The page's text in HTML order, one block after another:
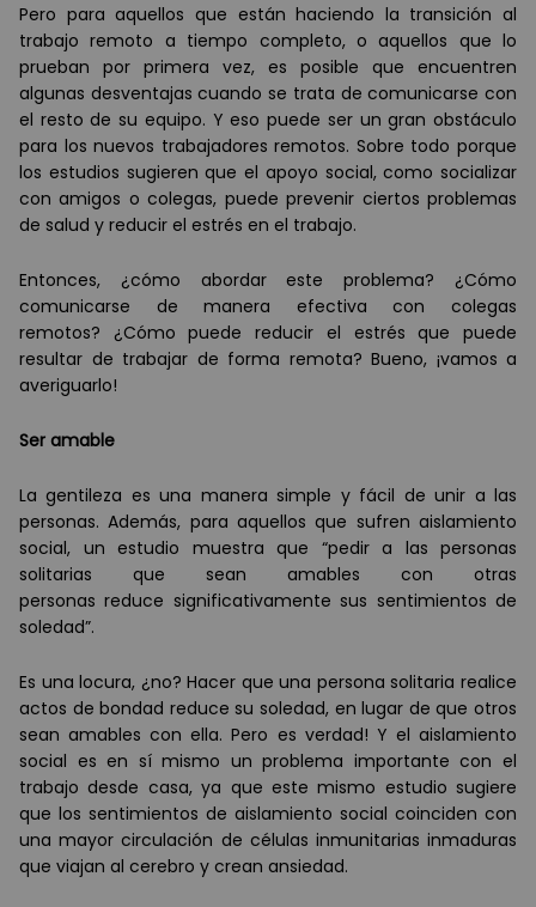
Pero para aquellos que están haciendo la transición al
trabajo remoto a tiempo completo, o aquellos que lo
prueban por primera vez, es posible que encuentren
algunas desventajas cuando se trata de comunicarse con
el resto de su equipo. Y eso puede ser un gran obstáculo
para los nuevos trabajadores remotos. Sobre todo porque
los estudios sugieren que el apoyo social, como socializar
con amigos o colegas, puede prevenir ciertos problemas
de salud y reducir el estrés en el trabajo.
Entonces, ¿cómo abordar este problema? ¿Cómo
comunicarse de manera efectiva con colegas
remotos? ¿Cómo puede reducir el estrés que puede
resultar de trabajar de forma remota? Bueno, ¡vamos a
averiguarlo!
Ser amable
La gentileza es una manera simple y fácil de unir a las
personas. Además, para aquellos que sufren aislamiento
social, un estudio muestra que “pedir a las personas
solitarias que sean amables con otras
personas reduce significativamente sus sentimientos de
soledad”.
Es una locura, ¿no? Hacer que una persona solitaria realice
actos de bondad reduce su soledad, en lugar de que otros
sean amables con ella. Pero es verdad! Y el aislamiento
social es en sí mismo un problema importante con el
trabajo desde casa, ya que este mismo estudio sugiere
que los sentimientos de aislamiento social coinciden con
una mayor circulación de células inmunitarias inmaduras
que viajan al cerebro y crean ansiedad.